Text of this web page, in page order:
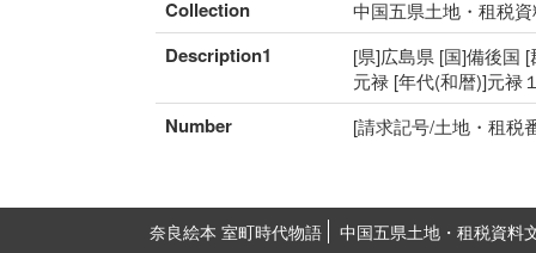
Collection 中国五県土地・租税
Description1
[県]広島県 [国]備後国
元禄 [年代(和暦)]元禄
Number [請求記号/土地・租税
奈良絵本 室町時代物語
中国五県土地・租税資料